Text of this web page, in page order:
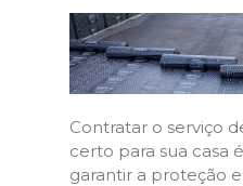
Contratar o serviço
certo para sua casa
garantir a proteção